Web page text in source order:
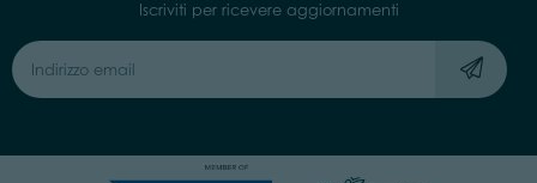
Iscriviti per ricevere aggiornamenti